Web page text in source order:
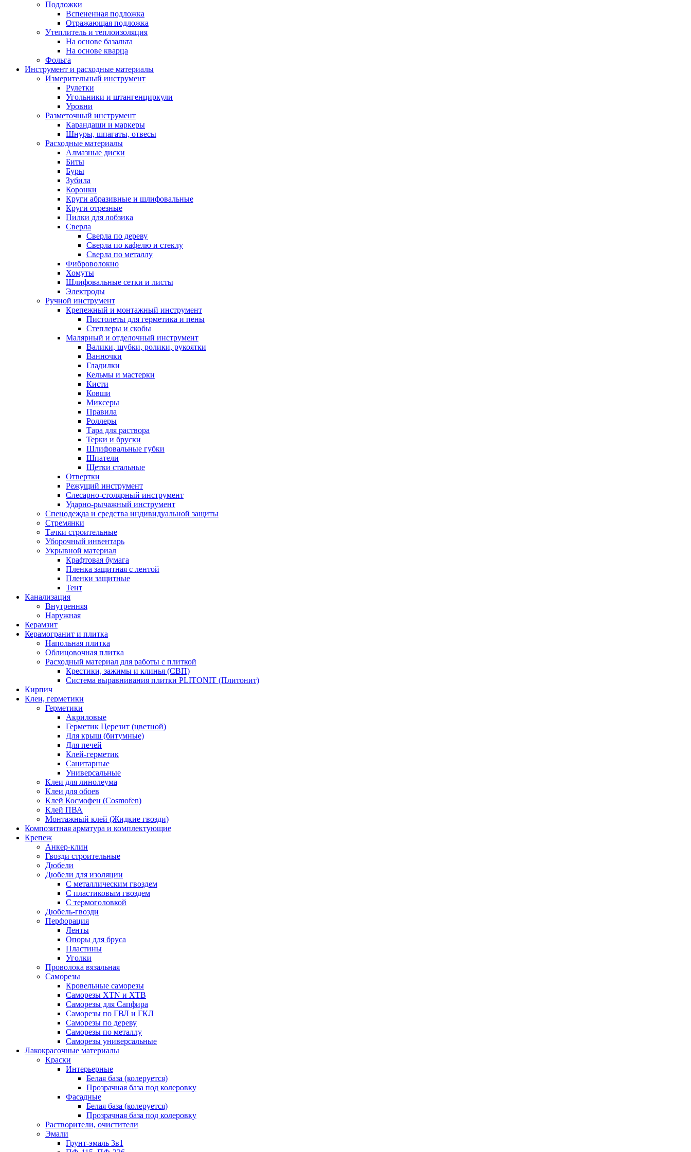
Подложки
Вспененная подложка
Отражающая подложка
Утеплитель и теплоизоляция
На основе базальта
На основе кварца
Фольга
Инструмент и расходные материалы
Измерительный инструмент
Рулетки
Угольники и штангенциркули
Уровни
Разметочный инструмент
Карандаши и маркеры
Шнуры, шпагаты, отвесы
Расходные материалы
Алмазные диски
Биты
Буры
Зубила
Коронки
Круги абразивные и шлифовальные
Круги отрезные
Пилки для лобзика
Сверла
Сверла по дереву
Сверла по кафелю и стеклу
Сверла по металлу
Фиброволокно
Хомуты
Шлифовальные сетки и листы
Электроды
Ручной инструмент
Крепежный и монтажный инструмент
Пистолеты для герметика и пены
Степлеры и скобы
Малярный и отделочный инструмент
Валики, шубки, ролики, рукоятки
Ванночки
Гладилки
Кельмы и мастерки
Кисти
Ковши
Миксеры
Правила
Роллеры
Тара для раствора
Терки и бруски
Шлифовальные губки
Шпатели
Щетки стальные
Отвертки
Режущий инструмент
Слесарно-столярный инструмент
Ударно-рычажный инструмент
Спецодежда и средства индивидуальной защиты
Стремянки
Тачки строительные
Уборочный инвентарь
Укрывной материал
Крафтовая бумага
Пленка защитная с лентой
Пленки защитные
Тент
Канализация
Внутренняя
Наружная
Керамзит
Керамогранит и плитка
Напольная плитка
Облицовочная плитка
Расходный материал для работы с плиткой
Крестики, зажимы и клинья (СВП)
Система выравнивания плитки PLITONIT (Плитонит)
Кирпич
Клеи, герметики
Герметики
Акриловые
Герметик Церезит (цветной)
Для крыш (битумные)
Для печей
Клей-герметик
Санитарные
Универсальные
Клеи для линолеума
Клеи для обоев
Клей Космофен (Cosmofen)
Клей ПВА
Монтажный клей (Жидкие гвозди)
Композитная арматура и комплектующие
Крепеж
Анкер-клин
Гвозди строительные
Дюбели
Дюбели для изоляции
С металлическим гвоздем
С пластиковым гвоздем
С термоголовкой
Дюбель-гвозди
Перфорация
Ленты
Опоры для бруса
Пластины
Уголки
Проволока вязальная
Саморезы
Кровельные саморезы
Саморезы XTN и ХTB
Саморезы для Сапфира
Саморезы по ГВЛ и ГКЛ
Саморезы по дереву
Саморезы по металлу
Саморезы универсальные
Лакокрасочные материалы
Краски
Интерьерные
Белая база (колеруется)
Прозрачная база под колеровку
Фасадные
Белая база (колеруется)
Прозрачная база под колеровку
Растворители, очистители
Эмали
Грунт-эмаль 3в1